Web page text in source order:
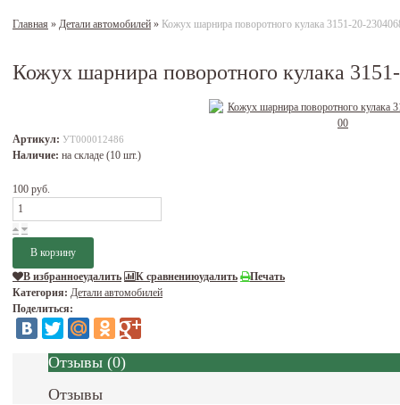
Главная » Детали автомобилей » Кожух шарнира поворотного кулака 3151-20-
Кожух шарнира поворотного кулака
Артикул: УТ000012486
Наличие: на складе (10 шт.)
100 руб.
В избранноеудалить К сравнениюудалить
Печать
Категория: Детали автомобилей
Поделиться:
Отзывы (0)
Отзывы